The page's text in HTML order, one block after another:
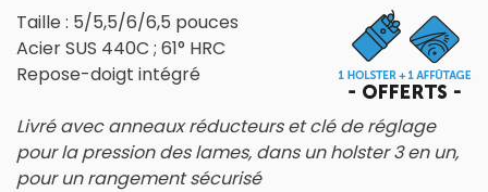
Taille : 5/5,5/6/6,5 pouces
Acier SUS 440C ; 61° HRC
Repose-doigt intégré
Livré avec anneaux réducteurs et clé de réglage
pour la pression des lames, dans un holster 3 en un,
pour un rangement sécurisé